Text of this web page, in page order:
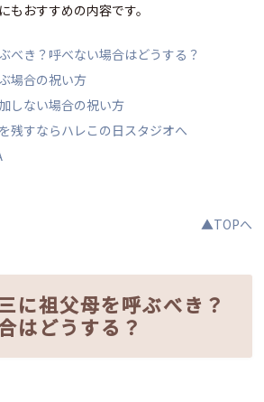
もおすすめの内容です。
べき？呼べない場合はどうする？
場合の祝い方
しない場合の祝い方
残すならハレこの日スタジオへ
▲TOPへ
に祖父母を呼ぶべき？
はどうする？